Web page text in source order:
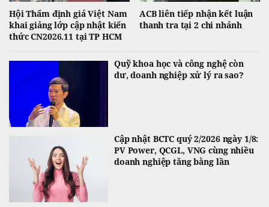
Hội Thẩm định giá Việt Nam
khai giảng lớp cập nhật kiến
thức CN2026.11 tại TP HCM
ACB liên tiếp nhận kết luận
thanh tra tại 2 chi nhánh
Quỹ khoa học và công nghệ còn
dư, doanh nghiệp xử lý ra sao?
Cập nhật BCTC quý 2/2026 ngày 1/8:
PV Power, QCGL, VNG cùng nhiều
doanh nghiệp tăng bằng lần